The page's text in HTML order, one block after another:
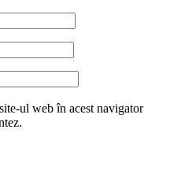
ul web în acest navigator